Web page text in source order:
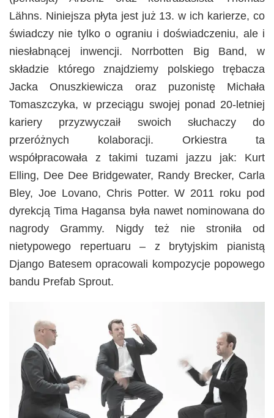
Lähns. Niniejsza płyta jest już 13. w ich karierze, co
świadczy nie tylko o ograniu i doświadczeniu, ale i
niesłabnącej inwencji. Norrbotten Big Band, w
składzie którego znajdziemy polskiego trębacza
Jacka Onuszkiewicza oraz puzonistę Michała
Tomaszczyka, w przeciągu swojej ponad 20-letniej
kariery przyzwyczaił swoich słuchaczy do
przeróżnych kolaboracji. Orkiestra ta
współpracowała z takimi tuzami jazzu jak: Kurt
Elling, Dee Dee Bridgewater, Randy Brecker, Carla
Bley, Joe Lovano, Chris Potter. W 2011 roku pod
dyrekcją Tima Hagansa była nawet nominowana do
nagrody Grammy. Nigdy też nie stroniła od
nietypowego repertuaru – z brytyjskim pianistą
Django Batesem opracowali kompozycje popowego
bandu Prefab Sprout.